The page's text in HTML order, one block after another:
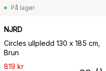
På lager
NJRD
Circles ullpledd 130 x 185 cm,
Brun
819 kr